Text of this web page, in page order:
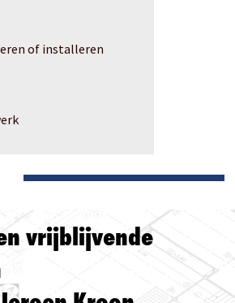
of installeren
vrijblijvende